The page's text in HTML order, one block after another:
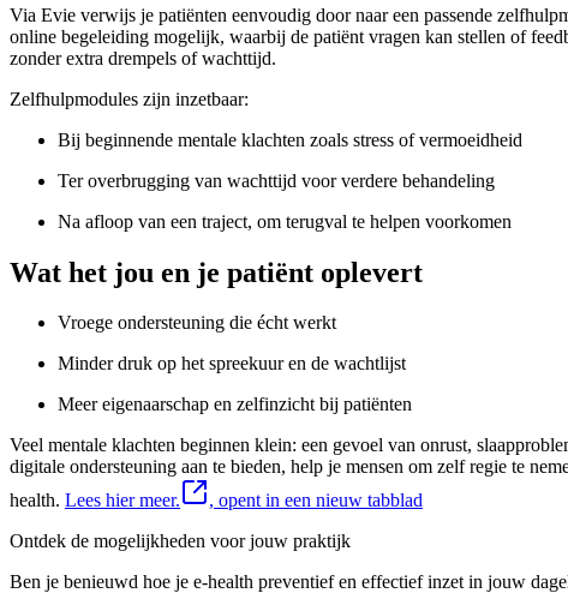
Via Evie verwijs je patiënten eenvoudig door naar een passende
online begeleiding mogelijk, waarbij de patiënt vragen kan stellen of
zonder extra drempels of wachttijd.
Zelfhulpmodules zijn inzetbaar:
Bij beginnende mentale klachten zoals stress of vermoeidheid
Ter overbrugging van wachttijd voor verdere behandeling
Na afloop van een traject, om terugval te helpen voorkomen
Wat het jou en je patiënt oplevert
Vroege ondersteuning die écht werkt
Minder druk op het spreekuur en de wachtlijst
Meer eigenaarschap en zelfinzicht bij patiënten
Veel mentale klachten beginnen klein: een gevoel van onrust,
digitale ondersteuning aan te bieden, help je mensen om zelf regie te
health. Lees hier meer.
, opent in een nieuw tabblad
Ontdek de mogelijkheden voor jouw praktijk
Ben je benieuwd hoe je e-health preventief en effectief inzet in jouw